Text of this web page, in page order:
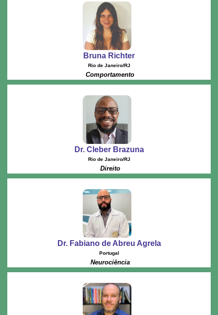
Bruna Richter
Rio de Janeiro/RJ
Comportamento
Dr. Cleber Brazuna
Rio de Janeiro/RJ
Direito
Dr. Fabiano de Abreu Agrela
Portugal
Neurociência